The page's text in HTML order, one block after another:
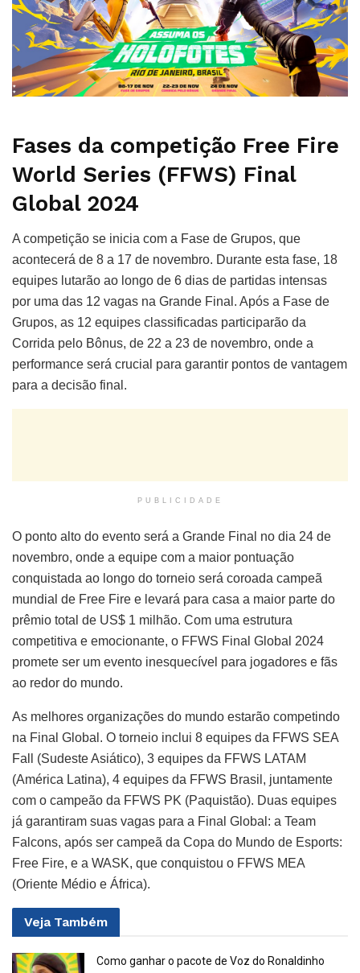
Fases da competição Free Fire
World Series (FFWS) Final
Global 2024
A competição se inicia com a Fase de Grupos, que
acontecerá de 8 a 17 de novembro. Durante esta fase, 18
equipes lutarão ao longo de 6 dias de partidas intensas
por uma das 12 vagas na Grande Final. Após a Fase de
Grupos, as 12 equipes classificadas participarão da
Corrida pelo Bônus, de 22 a 23 de novembro, onde a
performance será crucial para garantir pontos de vantagem
para a decisão final.
PUBLICIDADE
O ponto alto do evento será a Grande Final no dia 24 de
novembro, onde a equipe com a maior pontuação
conquistada ao longo do torneio será coroada campeã
mundial de Free Fire e levará para casa a maior parte do
prêmio total de US$ 1 milhão. Com uma estrutura
competitiva e emocionante, o FFWS Final Global 2024
promete ser um evento inesquecível para jogadores e fãs
ao redor do mundo.
As melhores organizações do mundo estarão competindo
na Final Global. O torneio inclui 8 equipes da FFWS SEA
Fall (Sudeste Asiático), 3 equipes da FFWS LATAM
(América Latina), 4 equipes da FFWS Brasil, juntamente
com o campeão da FFWS PK (Paquistão). Duas equipes
já garantiram suas vagas para a Final Global: a Team
Falcons, após ser campeã da Copa do Mundo de Esports:
Free Fire, e a WASK, que conquistou o FFWS MEA
(Oriente Médio e África).
Veja Também
Como ganhar o pacote de Voz do Ronaldinho